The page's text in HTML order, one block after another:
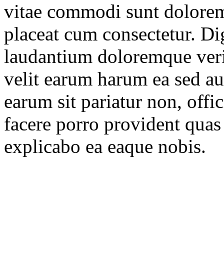
vitae commodi sunt
placeat cum consectetur.
laudantium doloremque
velit earum harum ea sed
earum sit pariatur non,
facere porro provident
explicabo ea eaque nobis.